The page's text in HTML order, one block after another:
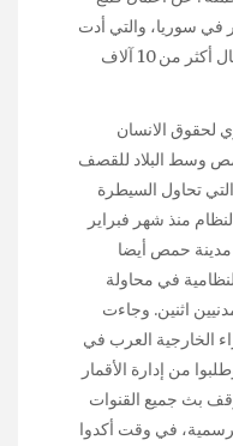
في سوريا، والتي أدت
إلى مقتل نحو 1300 شخص، واعتقال أكثر من 10 آلاف
لحقوق الانسان
وسط البلاد للقصف
تحاول السيطرة
منذ شهر فبراير
حمص أيضا
في محاولة
اثنين. وجاءت
الخارجية العرب في
من إدارة الأقمار
بث جميع القنوات
في وقت أكدوا